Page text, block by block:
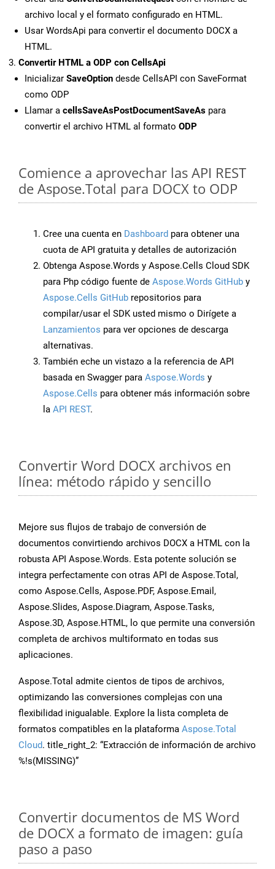
archivo local y el formato configurado en HTML.
Usar WordsApi para convertir el documento DOCX a
HTML.
Convertir HTML a ODP con CellsApi
Inicializar SaveOption desde CellsAPI con SaveFormat
como ODP
Llamar a cellsSaveAsPostDocumentSaveAs para
convertir el archivo HTML al formato ODP
Comience a aprovechar las API REST
de Aspose.Total para DOCX to ODP
Cree una cuenta en Dashboard para obtener una
cuota de API gratuita y detalles de autorización
Obtenga Aspose.Words y Aspose.Cells Cloud SDK
para Php código fuente de Aspose.Words GitHub y
Aspose.Cells GitHub repositorios para
compilar/usar el SDK usted mismo o Dirígete a
Lanzamientos para ver opciones de descarga
alternativas.
También eche un vistazo a la referencia de API
basada en Swagger para Aspose.Words y
Aspose.Cells para obtener más información sobre
la API REST.
Convertir Word DOCX archivos en
línea: método rápido y sencillo
Mejore sus flujos de trabajo de conversión de
documentos convirtiendo archivos DOCX a HTML con la
robusta API Aspose.Words. Esta potente solución se
integra perfectamente con otras API de Aspose.Total,
como Aspose.Cells, Aspose.PDF, Aspose.Email,
Aspose.Slides, Aspose.Diagram, Aspose.Tasks,
Aspose.3D, Aspose.HTML, lo que permite una conversión
completa de archivos multiformato en todas sus
aplicaciones.
Aspose.Total admite cientos de tipos de archivos,
optimizando las conversiones complejas con una
flexibilidad inigualable. Explore la lista completa de
formatos compatibles en la plataforma Aspose.Total
Cloud. title_right_2: “Extracción de información de archivo
%!s(MISSING)”
Convertir documentos de MS Word
de DOCX a formato de imagen: guía
paso a paso